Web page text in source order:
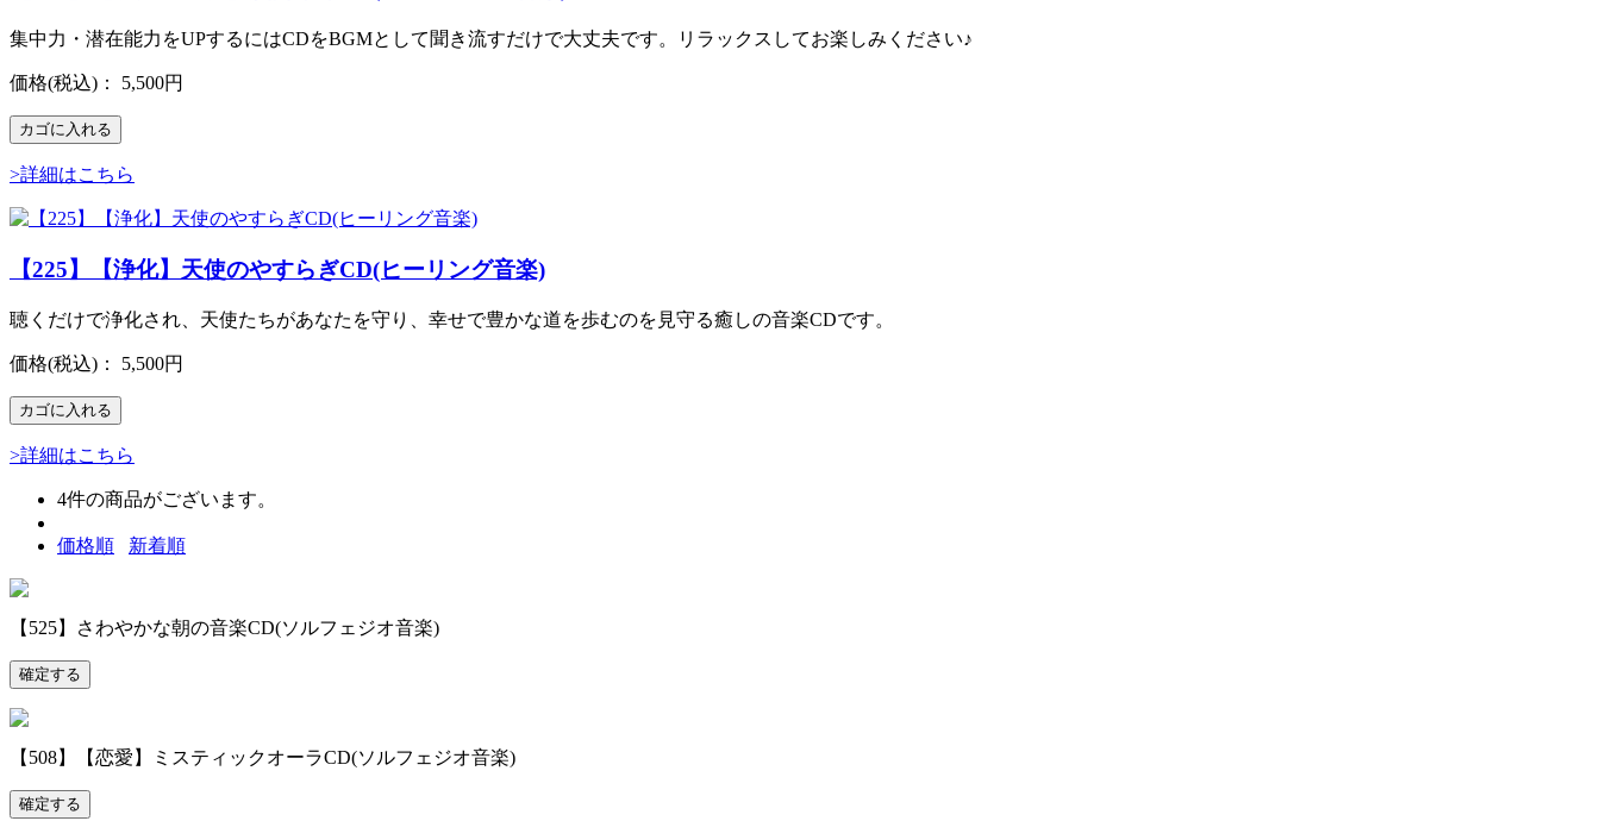
集中力・潜在能力をUPするにはCDをBGMとして聞き流すだけで大丈夫です。リラックスしてお楽しみください♪
価格(税込) ： 5,500円
カゴに入れる
>詳細はこちら
【225】【浄化】天使のやすらぎCD(ヒーリング音楽)
聴くだけで浄化され、天使たちがあなたを守り、幸せで豊かな道を歩むのを見守る癒しの音楽CDです。
価格(税込) ： 5,500円
カゴに入れる
>詳細はこちら
4件の商品がございます。
価格順 新着順
【525】さわやかな朝の音楽CD(ソルフェジオ音楽)
確定する
【508】【恋愛】ミスティックオーラCD(ソルフェジオ音楽)
確定する